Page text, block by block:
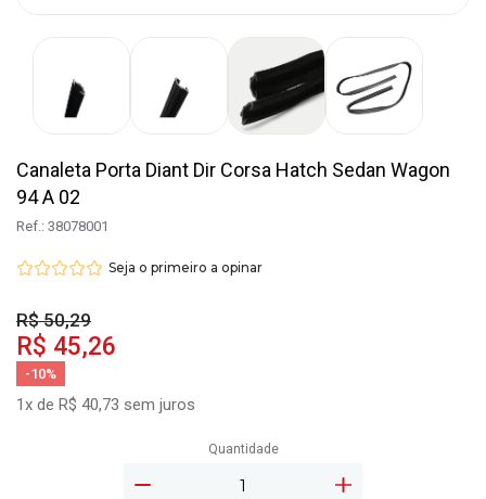
Canaleta Porta Diant Dir Corsa Hatch Sedan Wagon
94 A 02
Ref.: 38078001
Seja o primeiro a opinar
R$ 50,29
R$ 45,26
-10%
1x de R$ 40,73 sem juros
Quantidade